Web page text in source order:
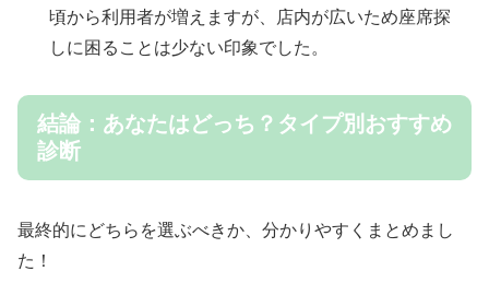
頃から利用者が増えますが、店内が広いため座席探
しに困ることは少ない印象でした。
結論：あなたはどっち？タイプ別おすすめ
診断
最終的にどちらを選ぶべきか、分かりやすくまとめまし
た！